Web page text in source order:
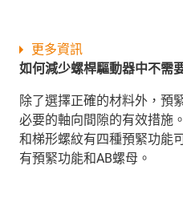
如何減少螺桿驅動器中不需
除了選擇正確的材料外，預
必要的軸向間隙的有效措施
和梯形螺紋有四種預緊功能
有預緊功能和AB螺母。
更多資訊